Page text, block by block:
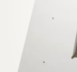
MARKEN